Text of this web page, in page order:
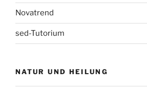
Novatrend
sed-Tutorium
NATUR UND HEILUNG